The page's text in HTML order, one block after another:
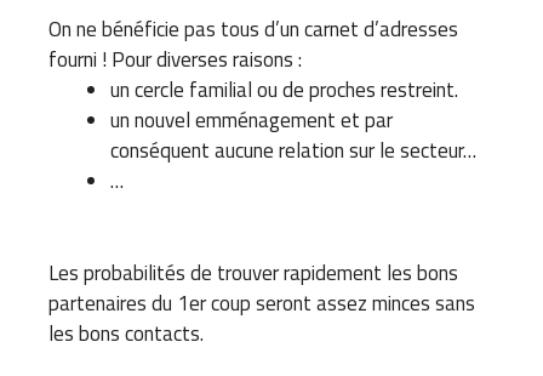
On ne bénéficie pas tous d’un carnet d’adresses
fourni ! Pour diverses raisons :
un cercle familial ou de proches restreint.
un nouvel emménagement et par
conséquent aucune relation sur le secteur…
…
Les probabilités de trouver rapidement les bons
partenaires du 1er coup seront assez minces sans
les bons contacts.